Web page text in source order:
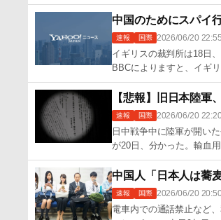
中国のためにスパ
速報 国際 2026/06/20 22:55
イギリスの裁判所は18日
BBCによりますと、イギ
【悲報】旧日本陸
速報 国際 2026/06/20 22:20
日中戦争中に陸軍が開い
が20日、分かった。輸血
中国人「日本人は蕎
速報 国際 2026/06/20 20:50
電車内での通話禁止など